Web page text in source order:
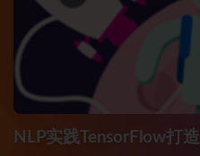
NLP实践TensorFlow打